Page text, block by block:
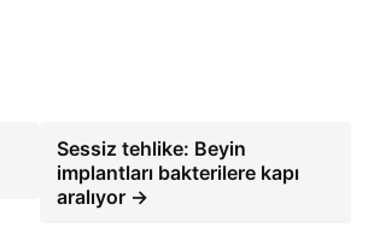
Sessiz tehlike: Beyin
implantları bakterilere kapı
aralıyor →